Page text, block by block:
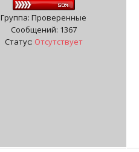
Группа: Проверенные
Сообщений: 1367
Статус: Отсутствует